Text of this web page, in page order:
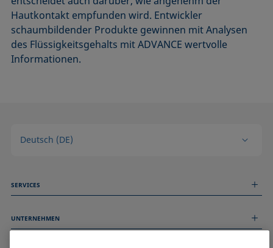
Hautkontakt empfunden wird. Entwickler
schaumbildender Produkte gewinnen mit Analysen
des Flüssigkeitsgehalts mit ADVANCE wertvolle
Informationen.
Deutsch (DE)
SERVICES
Technischer Service
UNTERNEHMEN